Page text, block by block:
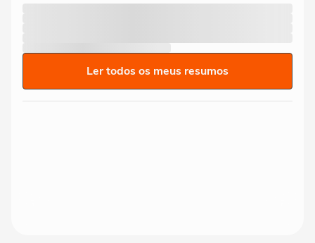
Ler todos os meus resumos